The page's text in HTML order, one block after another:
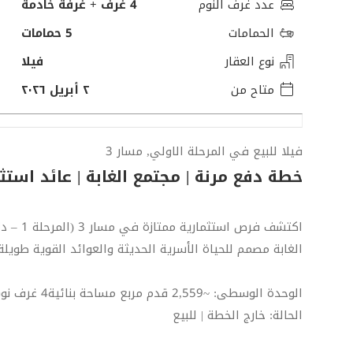
عدد غرف النوم
4 غرف + غرفة خادمة
الحمامات
5 حمامات
نوع العقار
فيلا
متاح من
٢ أبريل ٢٠٢٦
فيلا للبيع في المرحلة الاولي, مسار 3
خطة دفع مرنة | مجتمع الغابة | عائد
الغابة مصمم للحياة الأسرية الحديثة والعوائد القوية
الوحدة الوسطى: ~2,559 قدم مربع مساحة بنائية4 غرف نوم
الحالة: خارج الخطة | للبيع